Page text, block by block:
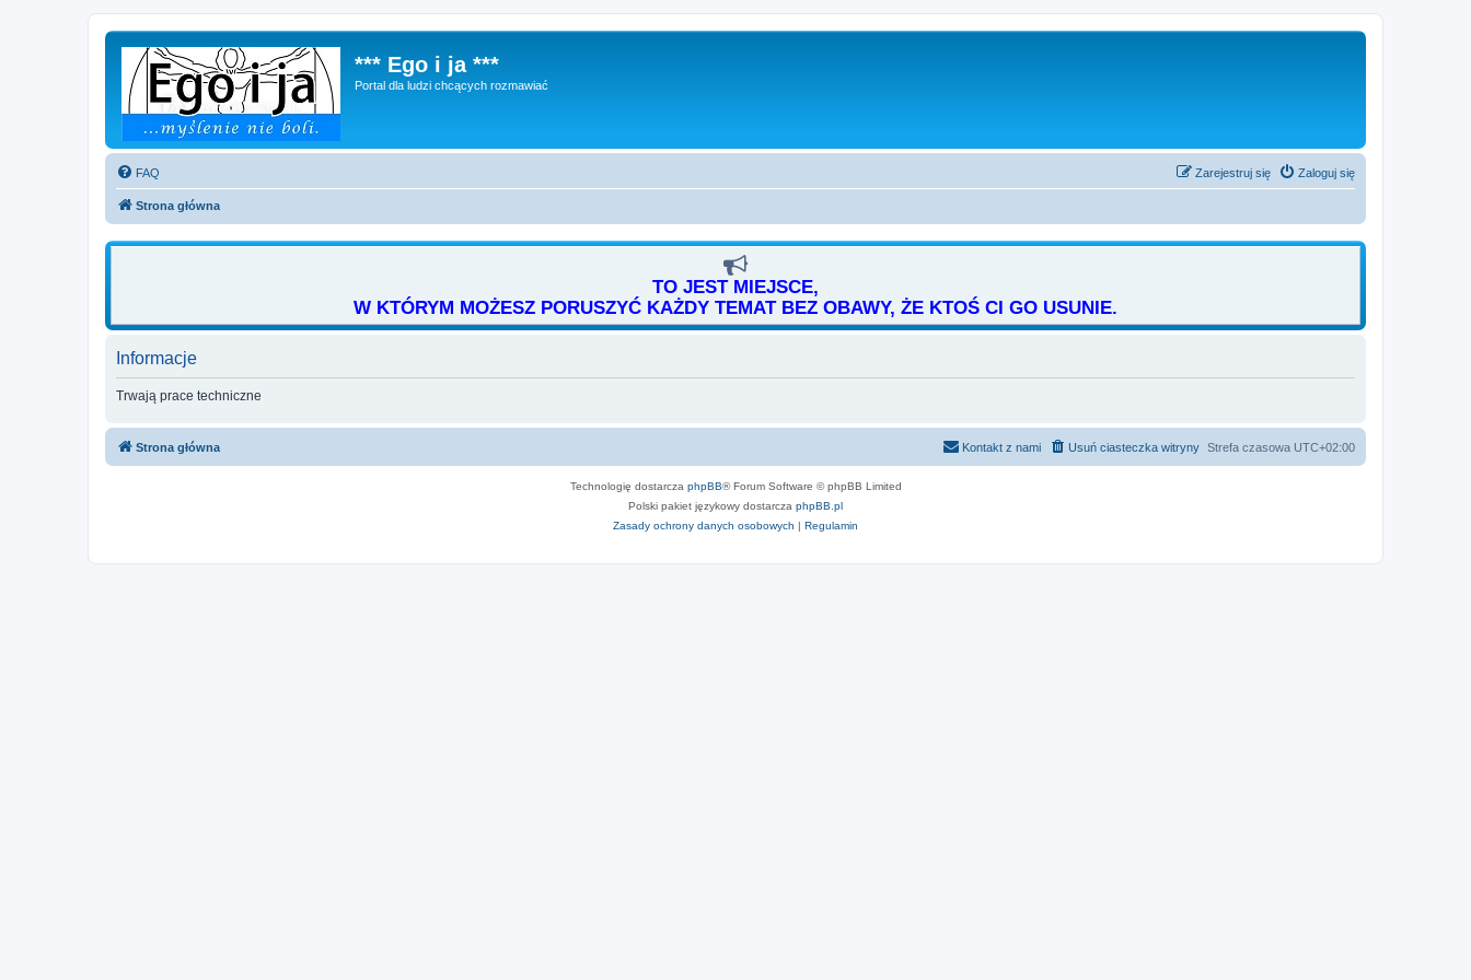
*** Ego i ja ***
Portal dla ludzi chcących rozmawiać
FAQ Zaloguj się
Zarejestruj się
Strona główna
TO JEST MIEJSCE,
W KTÓRYM MOŻESZ PORUSZYĆ KAŻDY TEMAT BEZ OBAWY, ŻE KTOŚ CI GO USUNIE.
Informacje
Trwają prace techniczne
Strona główna Strefa czasowa UTC+02:00
Usuń ciasteczka witryny
Kontakt z nami
Technologię dostarcza phpBB® Forum Software © phpBB Limited
Polski pakiet językowy dostarcza phpBB.pl
Zasady ochrony danych osobowych | Regulamin